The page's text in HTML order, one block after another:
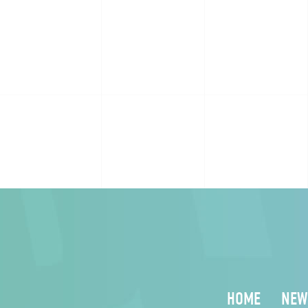
HOME